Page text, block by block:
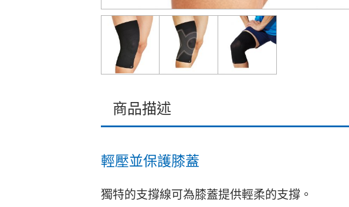
商品描述
輕壓並保護膝蓋
獨特的支撐線可為膝蓋提供輕柔的支撐。